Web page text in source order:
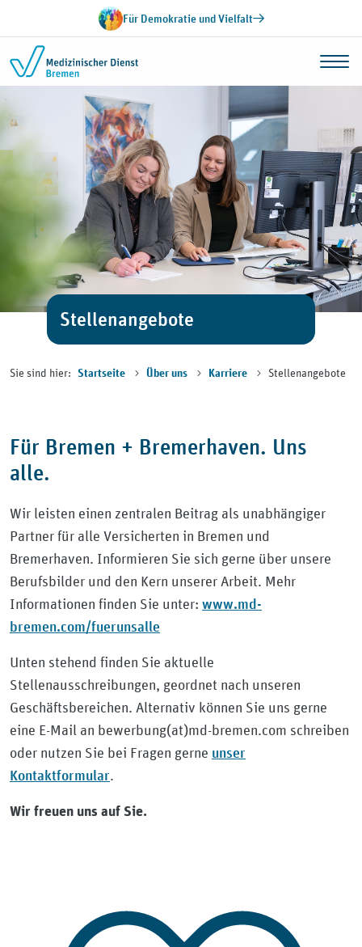
Zum Inhalt springenFür Demokratie und Vielfalt
Stellenangebote
Sie sind hier: Startseite Über uns Karriere Stellenangebote
Für Bremen + Bremerhaven. Uns
alle.
Wir leisten einen zentralen Beitrag als unabhängiger
Partner für alle Versicherten in Bremen und
Bremerhaven. Informieren Sie sich gerne über unsere
Berufsbilder und den Kern unserer Arbeit. Mehr
Informationen finden Sie unter: www.md-
bremen.com/fuerunsalle
Unten stehend finden Sie aktuelle
Stellenausschreibungen, geordnet nach unseren
Geschäftsbereichen. Alternativ können Sie uns gerne
eine E-Mail an bewerbung(at)md-bremen.com schreiben
oder nutzen Sie bei Fragen gerne unser
Kontaktformular.
Wir freuen uns auf Sie.